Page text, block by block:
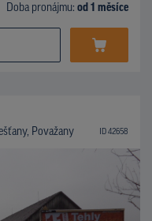
Doba pronájmu: od 1 měsíce
Považany ID 42658